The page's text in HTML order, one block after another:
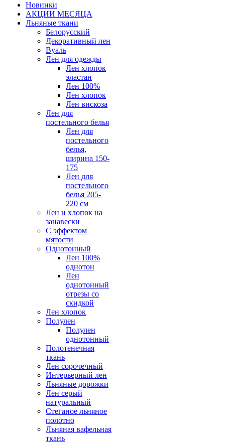
Новинки
АКЦИИ МЕСЯЦА
Льняные ткани
Белорусский
Декоративный лен
Вуаль
Лен для одежды
Лен хлопок
эластан
Лен 100%
Лен хлопок
Лен вискоза
Лен для
постельного белья
Лен для
постельного
белья,
ширина 150-
175
Лен для
постельного
белья 205-
220 см
Лен и хлопок на
занавески
С эффектом
мятости
Однотонный
Лен 100%
однотон
Лен
однотонный
отрезы со
скидкой
Лен хлопок
Полулен
Полулен
однотонный
Полотенечная
ткань
Лен сорочечный
Интерьерный лен
Льняные дорожки
Лен серый
натуральный
Стеганое льняное
полотно
Льняная вафельная
ткань